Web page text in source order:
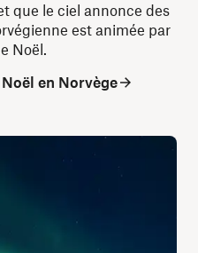
que le ciel annonce des
est animée par
Noël.
en Norvège